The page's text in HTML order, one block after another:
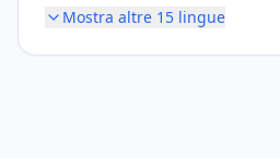
Mostra altre 15 lingue